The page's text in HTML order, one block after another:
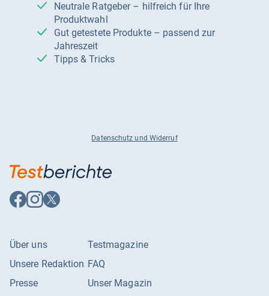
Neutrale Ratgeber – hilfreich für Ihre
Produktwahl
Gut getestete Produkte – passend zur
Jahreszeit
Tipps & Tricks
Datenschutz und Widerruf
Auf
Facebook
Auf
Instagram
Auf
X
Über uns
Unsere Redaktion
Presse
Testmagazine
FAQ
Unser Magazin